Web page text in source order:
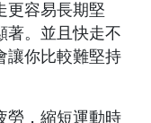
更容易長期堅
著。並且快走不
讓你比較難堅持
勞，縮短運動時